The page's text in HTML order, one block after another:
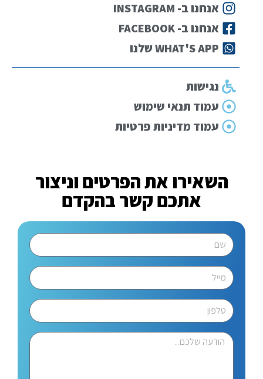
אנחנו ב- INSTAGRAM
אנחנו ב- FACEBOOK
WHAT'S APP שלנו
נגישות
עמוד תנאי שימוש
עמוד מדיניות פרטיות
השאירו את הפרטים וניצור
אתכם קשר בהקדם